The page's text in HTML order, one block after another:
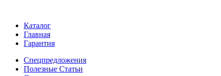
Каталог
Главная
Гарантия
Спецпредложения
Полезные Статьи